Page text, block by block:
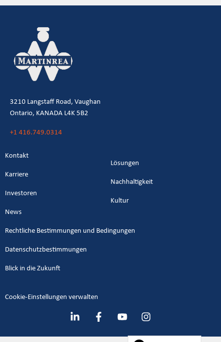
3210 Langstaff Road, Vaughan
Ontario, KANADA L4K 5B2
+1 416.749.0314
Kontakt
Karriere
Investoren
News
Lösungen
Nachhaltigkeit
Kultur
Rechtliche Bestimmungen und Bedingungen
Datenschutzbestimmungen
Blick in die Zukunft
Cookie-Einstellungen verwalten